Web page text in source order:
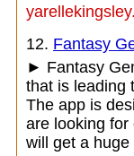
12. Fantasy
► Fantasy
that is leading
The app is
are looking for
will get a